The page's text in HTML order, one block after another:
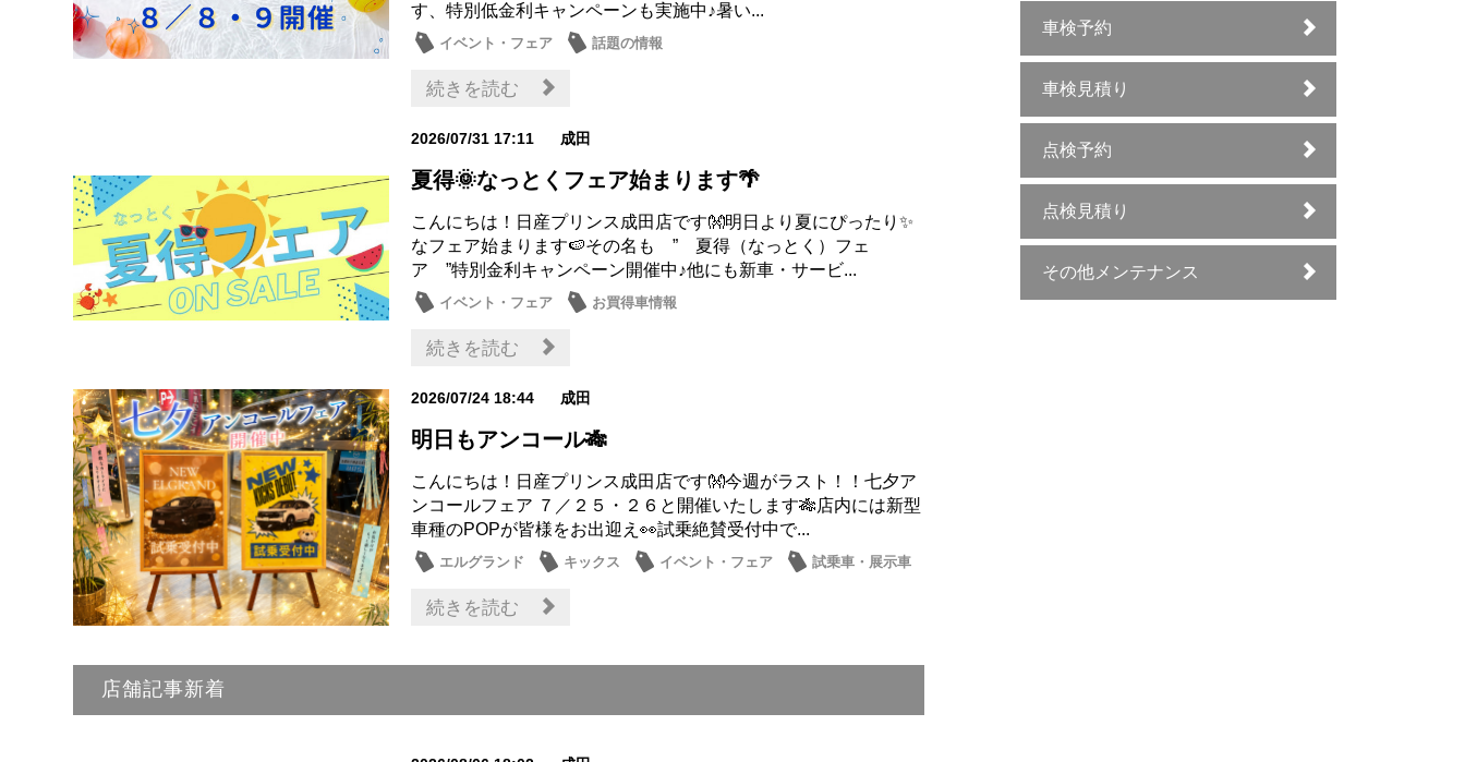
す、特別低金利キャンペーンも実施中♪暑い...
イベント・フェア 話題の情報
続きを読む
2026/07/31 17:11 成田
夏得🌞なっとくフェア始まります🌴
こんにちは！日産プリンス成田店です👐明日より夏にぴったり✨
なフェア始まります🍉その名も ” 夏得（なっとく）フェ
ア ”特別金利キャンペーン開催中♪他にも新車・サービ...
イベント・フェア お買得車情報
続きを読む
2026/07/24 18:44 成田
明日もアンコール🎋
こんにちは！日産プリンス成田店です👐今週がラスト！！七夕ア
ンコールフェア ７／２５・２６と開催いたします🎋店内には新型
車種のPOPが皆様をお出迎え👀試乗絶賛受付中で...
エルグランド キックス イベント・フェア
試乗車・展示車
続きを読む
店舗記事新着
車検予約
車検見積り
点検予約
点検見積り
その他メンテナンス